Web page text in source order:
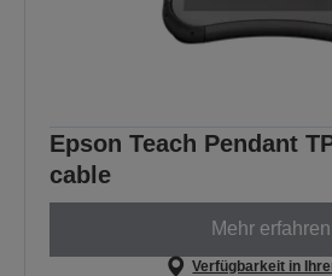
Epson Teach Pendant
cable
Mehr erfahren
Verfügbarkeit in